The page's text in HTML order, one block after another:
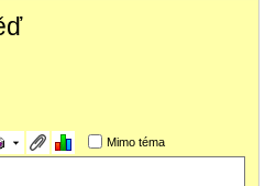
Mimo téma